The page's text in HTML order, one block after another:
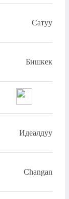
Сатуу
Бишкек
Идеалдуу
Changan